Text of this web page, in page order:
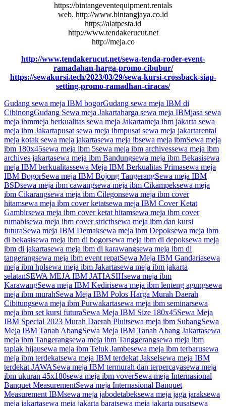
https://bintangeventequipment.rentals
web. http://www.bintangjaya.co.id
https://alatpesta.id
http://www.tendakerucut.net
http://meja.co
http://www.tendakerucut.net/sewa-tenda-roder-event-
ramadahan-harga-promo-cibubur/
https://sewakursi.tech/2023/03/29/sewa-kursi-crossback-siap-
setting-promo-ramadhan-ciracas/
Gudang sewa meja IBM bogorGudang sewa meja IBM di
CibinongGudang Sewa meja Jakartaharga sewa meja IBMjasa sewa
meja ibmmeja berkualitas sewa meja Jakartameja ibm jakarta sewa
meja ibm Jakartapusat sewa meja ibmpusat sewa meja jakartarental
meja kotak sewa meja jakartasewa meja ibsewa meja ibmSewa meja
ibm 180x45sewa meja ibm 5sewa meja ibm archivessewa meja ibm
archives jakartasewa meja ibm Bandungsewa meja ibm Bekasisewa
meja IBM berkualitassewa Meja IBM Berkualitas Primasewa meja
IBM BogorSewa meja IBM Bojong TangerangSewa meja IBM
BSDsewa meja ibm cawangsewa meja ibm Cikampeksewa meja
ibm Cikarangsewa meja ibm Cilegonsewa meja ibm cover
hitamsewa meja ibm cover ketatsewa meja IBM Cover Ketat
Gambirsewa meja ibm cover ketat hitamsewa meja ibm cover
rumabisewa meja ibm cover stricthsewa meja ibm dan kursi
futuraSewa meja IBM Demaksewa meja ibm Depoksewa meja ibm
di bekasisewa meja ibm di bogorsewa meja ibm di depoksewa meja
ibm di jakartasewa meja ibm di karawangsewa meja ibm di
tangerangsewa meja ibm event repatSewa Meja IBM Gandariasewa
meja ibm hplsewa meja ibm Jakartasewa meja ibm jakarta
selatanSEWA MEJA IBM JATIASIHsewa meja ibm
KarawangSewa meja IBM Kedirisewa meja ibm lenteng agungsewa
meja ibm murahSewa Meja IBM Polos Harga Murah Daerah
Cibitungsewa meja ibm Purwakartasewa meja ibm seminarsewa
meja ibm set kursi futuraSewa Meja IBM Size 180x45Sewa Meja
IBM Special 2023 Murah Daerah Pluitsewa meja ibm SubangSewa
Meja IBM Tanah AbangSewa Meja IBM Tanah Abang Jakartasewa
meja ibm Tangerangsewa meja ibm Tanggerangsewa meja ibm
taplak hijausewa meja ibm Teluk Jambesewa meja ibm terbarusewa
meja ibm terdekatsewa meja IBM terdekat Jakselsewa meja IBM
terdekat JAWASewa meja IBM termurah dan terpercayasewa meja
ibm ukuran 45x180sewa meja ibm voverSewa meja Internasional
Banquet MeasurementSewa meja Internasional Banquet
Measurement IBMsewa meja jabodetabeksewa meja jaga jaraksewa
meja jakartasewa meja jakarta baratsewa meja jakarta pusatsewa